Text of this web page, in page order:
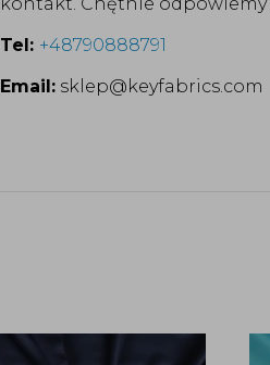
kontakt. Chętnie odpowiemy
Tel: +48790888791
Email: sklep@keyfabrics.com